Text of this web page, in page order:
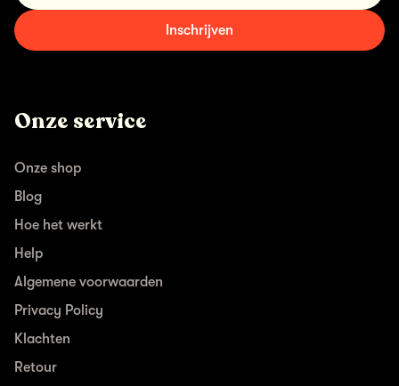
Inschrijven
Onze service
Onze shop
Blog
Hoe het werkt
Help
Algemene voorwaarden
Privacy Policy
Klachten
Retour